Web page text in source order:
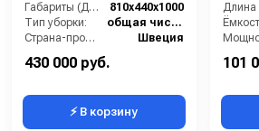
Габариты (ДхШхВ):
810х440х1000
Тип уборки:
общая чистка полов
Страна-производитель:
Швеция
430 000 руб.
⚡ В корзину
101